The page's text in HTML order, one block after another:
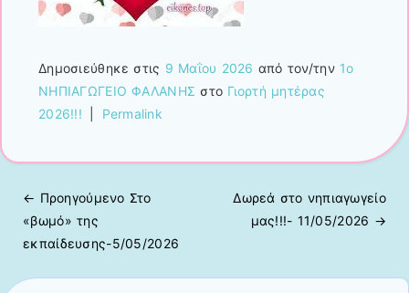
Δημοσιεύθηκε στις 9 Μαΐου 2026 από τον/την 1ο
ΝΗΠΙΑΓΩΓΕΙΟ ΦΑΛΑΝΗΣ στο Γιορτή μητέρας
2026!!!
Permalink
Πλοήγηση άρθρων
← Προηγούμενo Στο
«βωμό» της
εκπαίδευσης-5/05/2026
Δωρεά στο νηπιαγωγείο
μας!!!- 11/05/2026 →